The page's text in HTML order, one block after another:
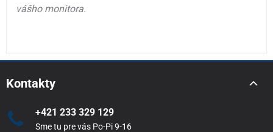
vášho monitora.
Kontakty
+421 233 329 129
Sme tu pre vás Po-Pi 9-16